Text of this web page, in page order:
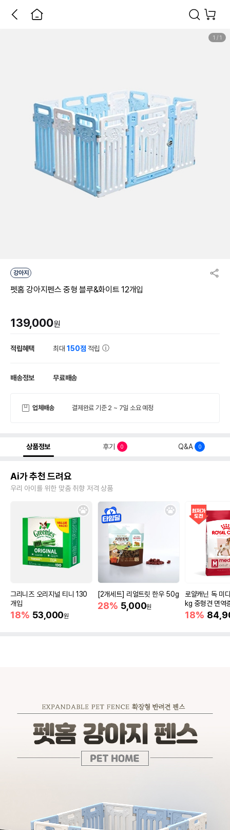
1 / 1
강아지
펫홈 강아지펜스 중형 블루&화이트 12개입
139,000원
적립혜택 최대150점 적립
배송정보 무료배송
업체배송 결제완료 기준 2 ~ 7일 소요 예정
상품정보 후기 0 Q&A 0
Ai가 추천 드려요
우리 아이를 위한 맞춤 취향 저격 상품
그리니즈 오리지널 티니 130
개입
18% 53,000원
[2개세트] 리얼트릿 한우 50g
28% 5,000원
로얄캐닌 독 미
kg 중형견 면역
18%